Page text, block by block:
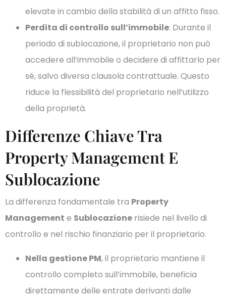
elevate in cambio della stabilità di un affitto fisso.
Perdita di controllo sull’immobile: Durante il
periodo di sublocazione, il proprietario non può
accedere all’immobile o decidere di affittarlo per
sé, salvo diversa clausola contrattuale. Questo
riduce la flessibilità del proprietario nell’utilizzo
della proprietà.
Differenze Chiave Tra
Property Management E
Sublocazione
La differenza fondamentale tra Property
Management e Sublocazione risiede nel livello di
controllo e nel rischio finanziario per il proprietario.
Nella gestione PM, il proprietario mantiene il
controllo completo sull’immobile, beneficia
direttamente delle entrate derivanti dalle